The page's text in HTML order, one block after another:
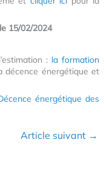
15/02/2024
: la formation
décence énergétique et
énergétique des
Article suivant →